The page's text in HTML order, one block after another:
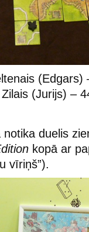
(Edgars)
(Jurijs) –
duelis
kopā ar
vīriņš”).